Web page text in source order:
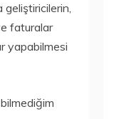
geliştiricilerin,
faturalar
yapabilmesi